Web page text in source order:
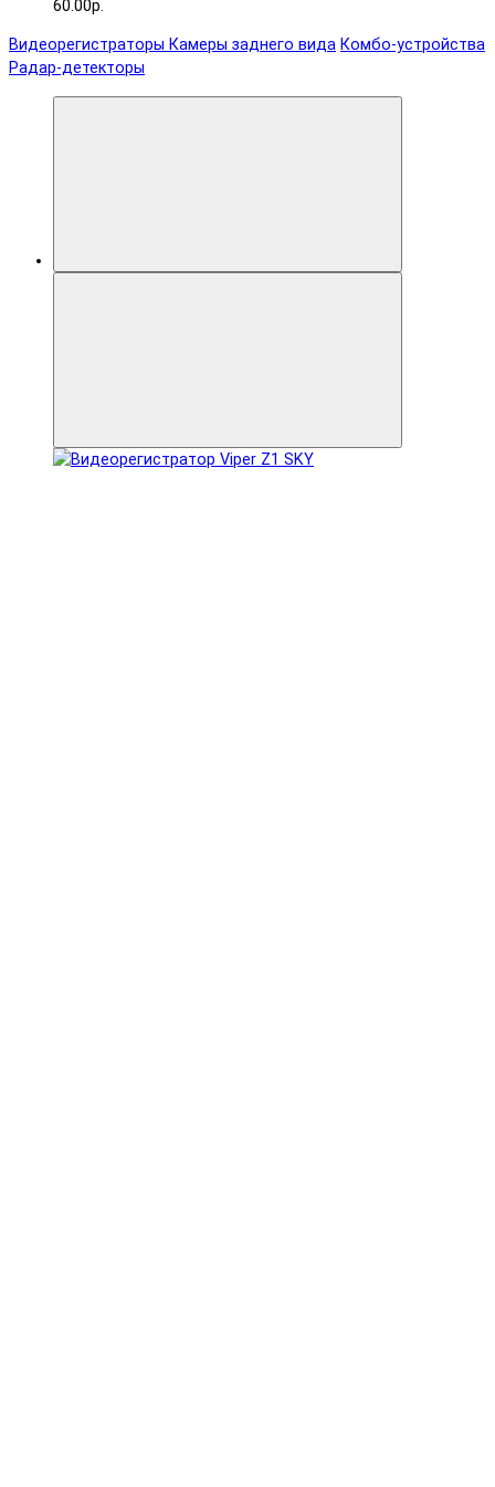
60.00р.
Видеорегистраторы Камеры заднего вида Комбо-устройства
Радар-детекторы